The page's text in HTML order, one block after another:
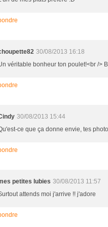
30/08/2013 16:18
véritable bonheur ton poulet!<br />
30/08/2013 15:44
ce que ça donne envie, tes
petites lubies 30/08/2013 11:57
attends moi j'arrive !! j'adore